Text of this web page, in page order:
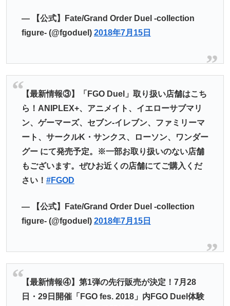
— 【公式】Fate/Grand Order Duel -collection
figure- (@fgoduel) 2018年7月15日
【最新情報③】「FGO Duel」取り扱い店舗はこち
ら！ANIPLEX+、アニメイト、イエローサブマリ
ン、ゲーマーズ、セブン-イレブン、ファミリーマ
ート、サークルK・サンクス、ローソン、ワンダー
グー にて発売予定。※一部お取り扱いのない店舗
もございます。ぜひお近くの店舗にてご購入くだ
さい！ #FGOD
— 【公式】Fate/Grand Order Duel -collection
figure- (@fgoduel) 2018年7月15日
【最新情報④】第1弾の先行販売が決定！7月28
日・29日開催「FGO fes. 2018」内FGO Duel体験